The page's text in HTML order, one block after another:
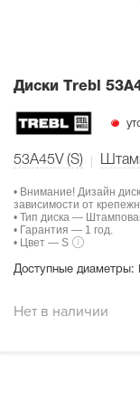
Диски Тrebl
53A45V (S)
• Внимание! Дизайн
зависимости от
• Тип диска —
• Гарантия — 1 год.
• Цвет — S
Доступные диаметры:
Нет в наличии